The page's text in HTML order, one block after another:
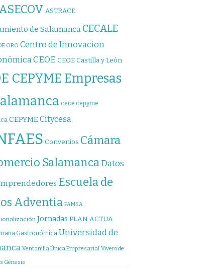
ASTRACE
de Salamanca CECALE
ORO Centro de Innovacion
CEOE CEOE Castilla y León
CEPYME Empresas
ceoe cepyme
CEPYMECitycesa
Convenios Cámara
SalamancaDatos
Escuela de
Adventia FAMSA
Jornadas PLAN ACTUA
Gastronómica Universidad de
Ventanilla Única Empresarial Vivero de
Génesis